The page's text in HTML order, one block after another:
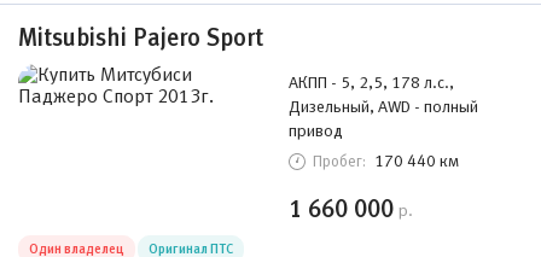
Mitsubishi Pajero Sport
АКПП - 5, 2,5, 178 л.с.,
Дизельный, AWD - полный
привод
Пробег: 170 440 км
1 660 000 р.
Один владелец Оригинал ПТС